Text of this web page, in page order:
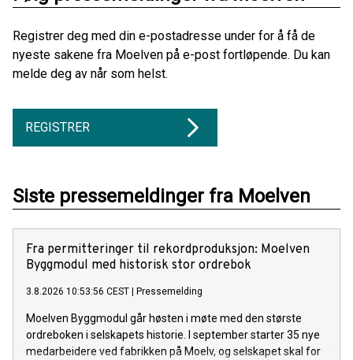
Registrer deg med din e-postadresse under for å få de
nyeste sakene fra Moelven på e-post fortløpende. Du kan
melde deg av når som helst.
REGISTRER
Siste pressemeldinger fra Moelven
Fra permitteringer til rekordproduksjon: Moelven
Byggmodul med historisk stor ordrebok
3.8.2026 10:53:56 CEST Pressemelding
Moelven Byggmodul går høsten i møte med den største
ordreboken i selskapets historie. I september starter 35 nye
medarbeidere ved fabrikken på Moelv, og selskapet skal for